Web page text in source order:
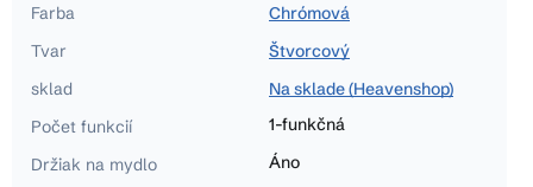
Farba
Chrómová
Tvar
Štvorcový
sklad
Na sklade (Heavenshop)
Počet funkcií
1-funkčná
Držiak na mydlo
Áno